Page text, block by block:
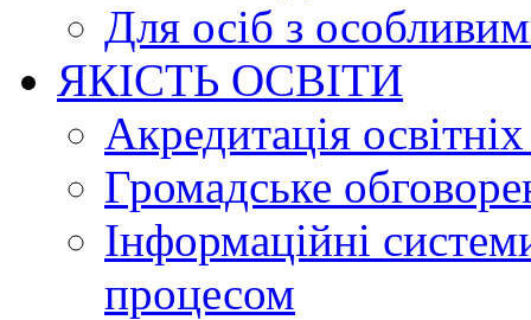
Для осіб з
ЯКІСТЬ ОСВІТИ
Акредитація
Громадське
Інформаційні
процесом